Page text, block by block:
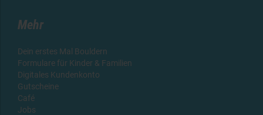
Mehr
Dein erstes Mal Bouldern
Formulare für Kinder & Familien
Digitales Kundenkonto
Gutscheine
Café
Jobs